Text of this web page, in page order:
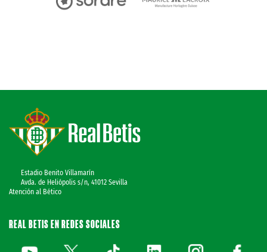
Estadio Benito Villamarín
Avda. de Heliópolis s/n, 41012 Sevilla
Atención al Bético
REAL BETIS EN REDES SOCIALES